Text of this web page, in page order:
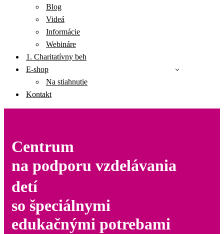
Blog
Videá
Informácie
Webináre
1. Charitatívny beh
E-shop
Na stiahnutie
Kontakt
Centrum
na podporu vzdelávania
detí
so špeciálnymi
edukačnými potrebami